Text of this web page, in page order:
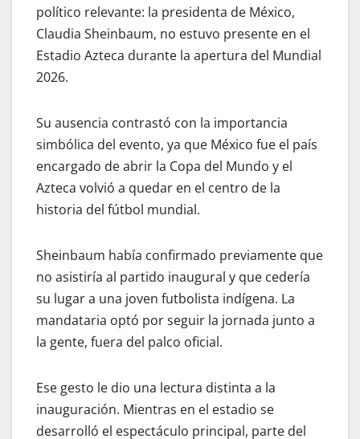
político relevante: la presidenta de México,
Claudia Sheinbaum, no estuvo presente en el
Estadio Azteca durante la apertura del Mundial
2026.
Su ausencia contrastó con la importancia
simbólica del evento, ya que México fue el país
encargado de abrir la Copa del Mundo y el
Azteca volvió a quedar en el centro de la
historia del fútbol mundial.
Sheinbaum había confirmado previamente que
no asistiría al partido inaugural y que cedería
su lugar a una joven futbolista indígena. La
mandataria optó por seguir la jornada junto a
la gente, fuera del palco oficial.
Ese gesto le dio una lectura distinta a la
inauguración. Mientras en el estadio se
desarrolló el espectáculo principal, parte del